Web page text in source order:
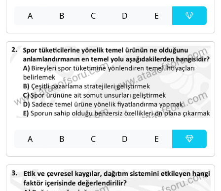
A B C D E
A B C D E